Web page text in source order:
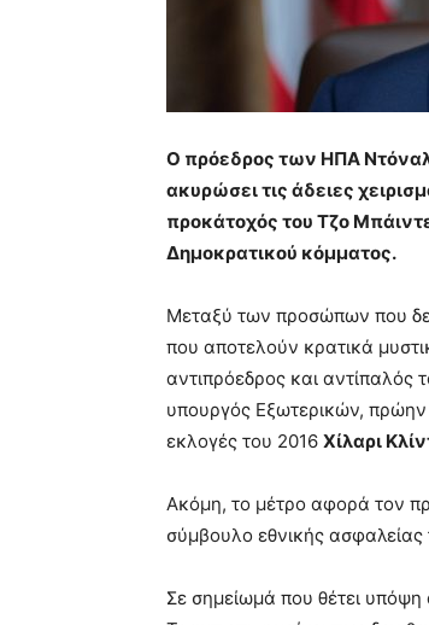
Ο πρόεδρος των ΗΠΑ
ακυρώσει τις άδειες
προκάτοχός του Τζο
Δημοκρατικού κόμματος.
Μεταξύ των προσώπων που
που αποτελούν κρατικά
αντιπρόεδρος και αντίπαλός
υπουργός Εξωτερικών, πρώην
εκλογές του 2016 Χίλαρι
Ακόμη, το μέτρο αφορά τον
σύμβουλο εθνικής ασφαλείας
Σε σημείωμά που θέτει